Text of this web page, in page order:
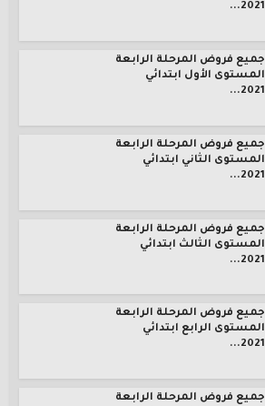
2021...
جميع فروض المرحلة الرابعة
المستوى الأول ابتدائي
2021...
جميع فروض المرحلة الرابعة
المستوى الثاني ابتدائي
2021...
جميع فروض المرحلة الرابعة
المستوى الثالث ابتدائي
2021...
جميع فروض المرحلة الرابعة
المستوى الرابع ابتدائي
2021...
جميع فروض المرحلة الرابعة